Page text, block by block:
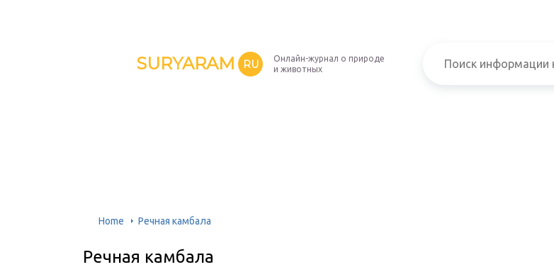
SURYARAM RU
Онлайн-журнал о природе
и животных
Home Речная камбала
Речная камбала